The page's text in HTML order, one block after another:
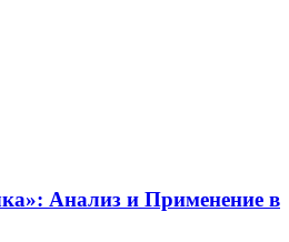
Анализ и Применение в